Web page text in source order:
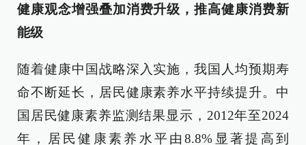
健康观念增强叠加消费升级，推高健康消费新
能级
随着健康中国战略深入实施，我国人均预期寿
命不断延长，居民健康素养水平持续提升。中
国居民健康素养监测结果显示，2012年至2024
年，居民健康素养水平由8.8%显著提高到